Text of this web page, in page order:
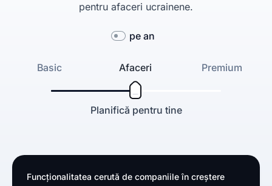
pentru afaceri ucrainene.
Basic Afaceri Premium
Planifică pentru tine
pe an
Funcționalitatea cerută de companiile în creștere